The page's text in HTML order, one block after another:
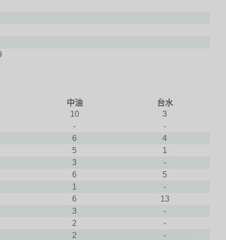
中油 台水
10
3
-
-
6
4
5
1
3
-
6
5
1
-
6
13
3
-
2
-
2 -